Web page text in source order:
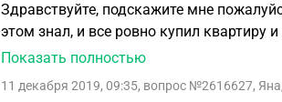
Здравствуйте, подскажите мне
этом знал, и все ровно купил квартиру
выплачивать этот долг?
Показать полностью
11 декабря 2019, 09:35, вопрос №2616627,